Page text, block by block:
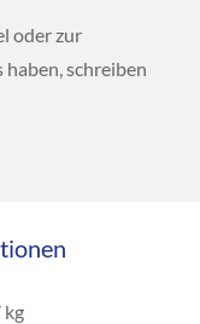
oder zur
schreiben
kg